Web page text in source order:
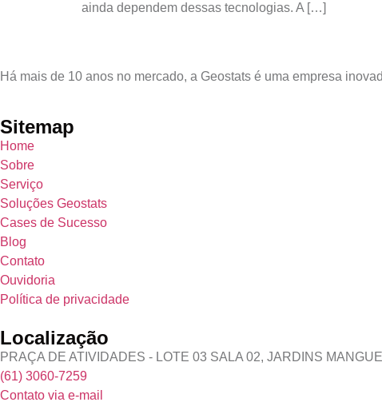
ainda dependem dessas tecnologias. A […]
Há mais de 10 anos no mercado, a Geostats é uma empresa
Sitemap
Home
Sobre
Serviço
Soluções Geostats
Cases de Sucesso
Blog
Contato
Ouvidoria
Política de privacidade
Localização
PRAÇA DE ATIVIDADES - LOTE 03 SALA 02, JARDINS
(61) 3060-7259
Contato via e-mail